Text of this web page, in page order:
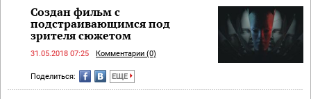
Создан фильм с
подстраивающимся под
зрителя сюжетом
31.05.2018 07:25 Комментарии (0)
Поделиться: ЕЩЕ